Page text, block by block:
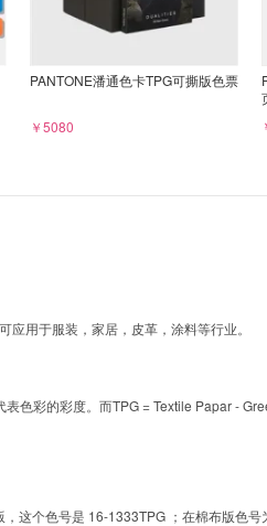
PANTONE潘通色卡TPG可撕版色票
￥5080
用于服装，家居，皮革，涂料等行业。
色彩的彩度。而TPG = Textile Papar -
这个色号是 16-1333TPG ；在棉布版色